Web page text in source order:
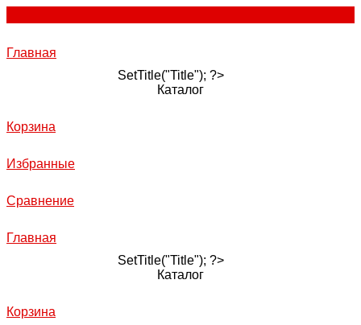
Главная
SetTitle("Title"); ?>
Каталог
Корзина
Избранные
Сравнение
Главная
SetTitle("Title"); ?>
Каталог
Корзина